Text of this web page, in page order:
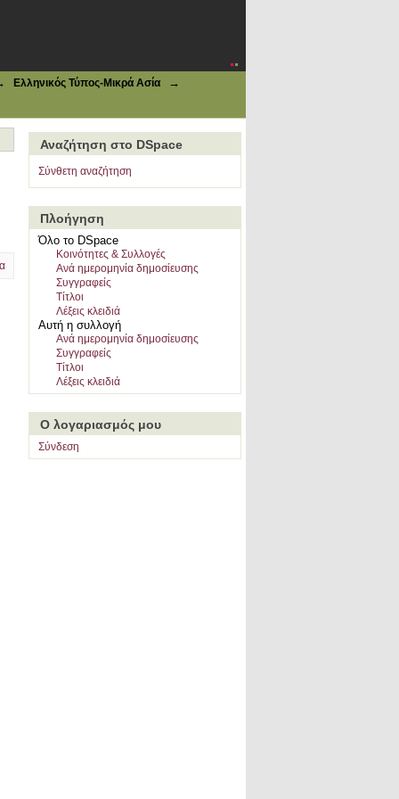
Ελληνικός Τύπος-Μικρά Ασία →
Αναζήτηση στο DSpace
Σύνθετη αναζήτηση
Πλοήγηση
Όλο το DSpace
Κοινότητες & Συλλογές
Ανά ημερομηνία δημοσίευσης
Συγγραφείς
Τίτλοι
Λέξεις κλειδιά
Αυτή η συλλογή
Ανά ημερομηνία δημοσίευσης
Συγγραφείς
Τίτλοι
Λέξεις κλειδιά
Ο λογαριασμός μου
Σύνδεση